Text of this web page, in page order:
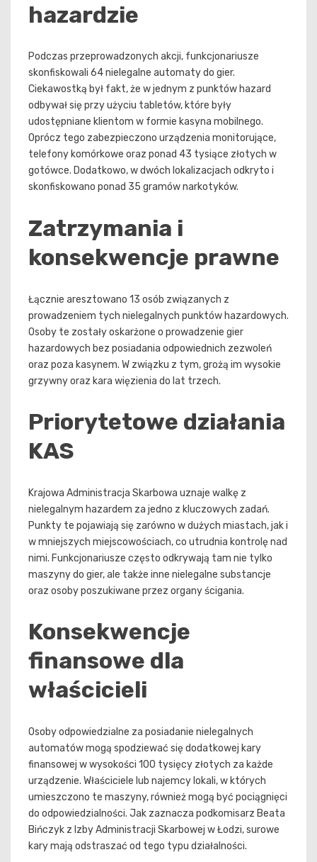
hazardzie
Podczas przeprowadzonych akcji, funkcjonariusze
skonfiskowali 64 nielegalne automaty do gier.
Ciekawostką był fakt, że w jednym z punktów hazard
odbywał się przy użyciu tabletów, które były
udostępniane klientom w formie kasyna mobilnego.
Oprócz tego zabezpieczono urządzenia monitorujące,
telefony komórkowe oraz ponad 43 tysiące złotych w
gotówce. Dodatkowo, w dwóch lokalizacjach odkryto i
skonfiskowano ponad 35 gramów narkotyków.
Zatrzymania i
konsekwencje prawne
Łącznie aresztowano 13 osób związanych z
prowadzeniem tych nielegalnych punktów hazardowych.
Osoby te zostały oskarżone o prowadzenie gier
hazardowych bez posiadania odpowiednich zezwoleń
oraz poza kasynem. W związku z tym, grożą im wysokie
grzywny oraz kara więzienia do lat trzech.
Priorytetowe działania
KAS
Krajowa Administracja Skarbowa uznaje walkę z
nielegalnym hazardem za jedno z kluczowych zadań.
Punkty te pojawiają się zarówno w dużych miastach, jak i
w mniejszych miejscowościach, co utrudnia kontrolę nad
nimi. Funkcjonariusze często odkrywają tam nie tylko
maszyny do gier, ale także inne nielegalne substancje
oraz osoby poszukiwane przez organy ścigania.
Konsekwencje
finansowe dla
właścicieli
Osoby odpowiedzialne za posiadanie nielegalnych
automatów mogą spodziewać się dodatkowej kary
finansowej w wysokości 100 tysięcy złotych za każde
urządzenie. Właściciele lub najemcy lokali, w których
umieszczono te maszyny, również mogą być pociągnięci
do odpowiedzialności. Jak zaznacza podkomisarz Beata
Bińczyk z Izby Administracji Skarbowej w Łodzi, surowe
kary mają odstraszać od tego typu działalności.